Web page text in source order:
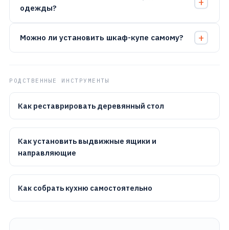
одежды?
Можно ли установить шкаф-купе самому?
РОДСТВЕННЫЕ ИНСТРУМЕНТЫ
Как реставрировать деревянный стол
Как установить выдвижные ящики и
направляющие
Как собрать кухню самостоятельно